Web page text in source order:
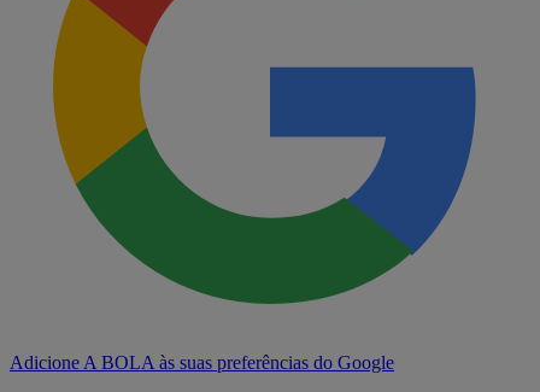
Adicione A BOLA às suas preferências do Google